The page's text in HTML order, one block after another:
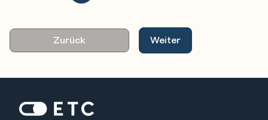
Zurück Weiter
Startseite: ETC